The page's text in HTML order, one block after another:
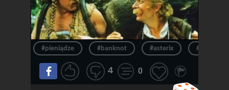
#pieniądze #banknot #asterix #pieniądz
4 0